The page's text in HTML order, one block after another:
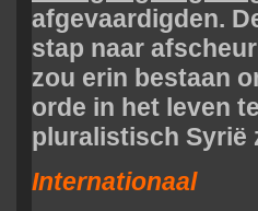
afgevaardigden.
stap naar
zou erin bestaan
orde in het leven
pluralistisch Syrië
Internationaal